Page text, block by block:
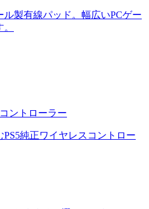
ル製有線パッド。幅広いPCゲー
ントローラー
純正ワイヤレスコントロー